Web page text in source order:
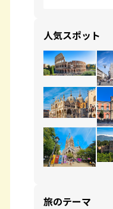
人気スポット
旅のテーマ